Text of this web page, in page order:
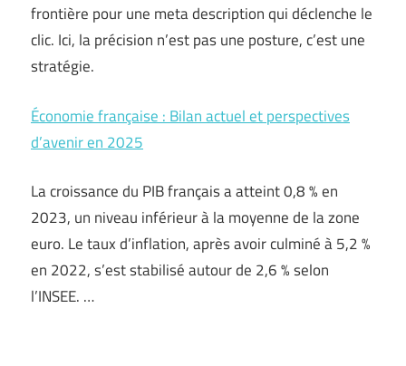
frontière pour une meta description qui déclenche le
clic. Ici, la précision n’est pas une posture, c’est une
stratégie.
Économie française : Bilan actuel et perspectives
d’avenir en 2025
La croissance du PIB français a atteint 0,8 % en
2023, un niveau inférieur à la moyenne de la zone
euro. Le taux d’inflation, après avoir culminé à 5,2 %
en 2022, s’est stabilisé autour de 2,6 % selon
l’INSEE. …